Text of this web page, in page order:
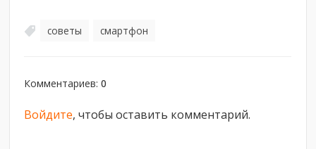
советы смартфон
Комментариев:0
Войдите, чтобы оставить комментарий.